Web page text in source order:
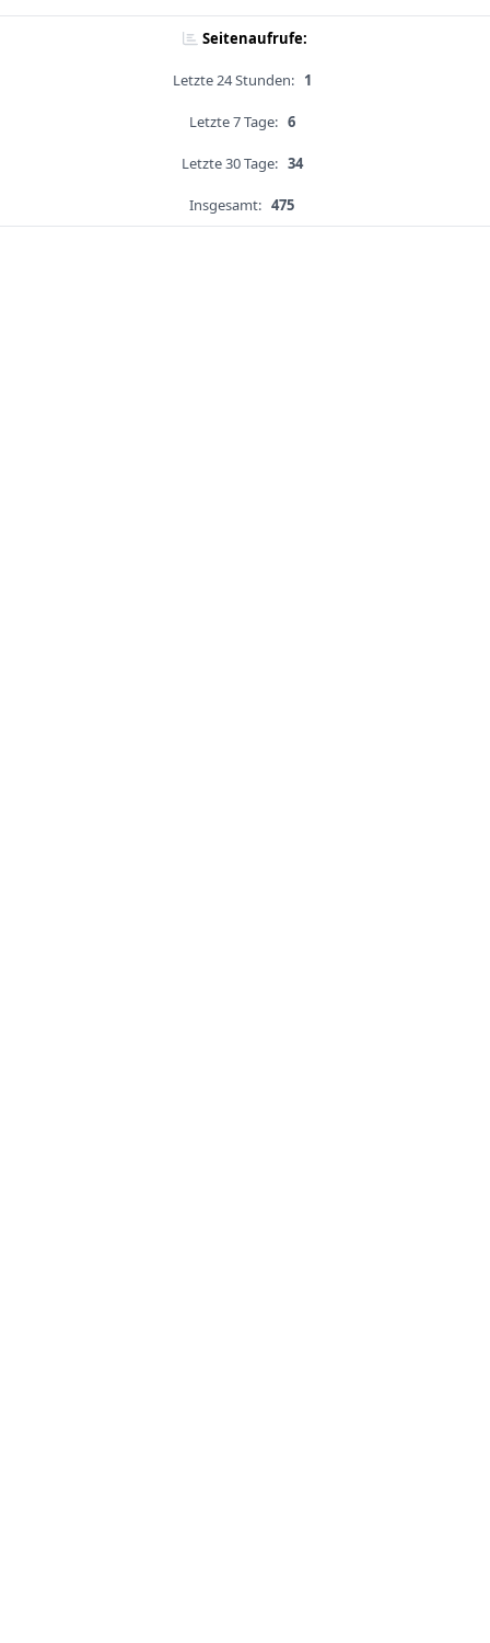
Seitenaufrufe:
Letzte 24 Stunden: 1
Letzte 7 Tage: 6
Letzte 30 Tage: 34
Insgesamt: 475